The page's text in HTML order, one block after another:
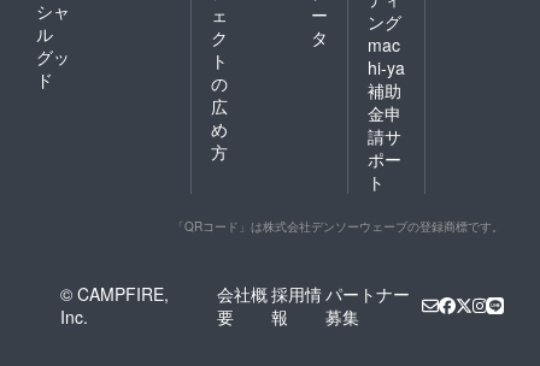
シャ
ル
グッ
ド
ェ
ク
ト
の
広
め
方
ー
タ
ング
mac
hi-ya
補助
金申
請サ
ポー
ト
「QRコード」は株式会社デンソーウェーブの登録商標です。
© CAMPFIRE,
Inc.
会社概
要
採用情
報
パートナー
募集